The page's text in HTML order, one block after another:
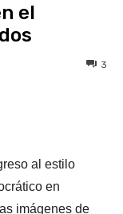
el
3
al estilo
en
imágenes de